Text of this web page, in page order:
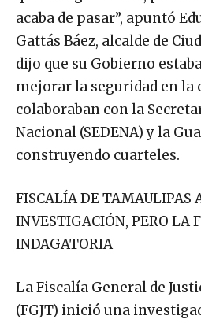
acaba de pasar”, apuntó
Gattás Báez, alcalde de
dijo que su Gobierno
mejorar la seguridad en la
colaboraban con la
Nacional (SEDENA) y la
construyendo cuarteles.
FISCALÍA DE TAMAULIPAS
INVESTIGACIÓN, PERO LA
INDAGATORIA
La Fiscalía General de
(FGJT) inició una